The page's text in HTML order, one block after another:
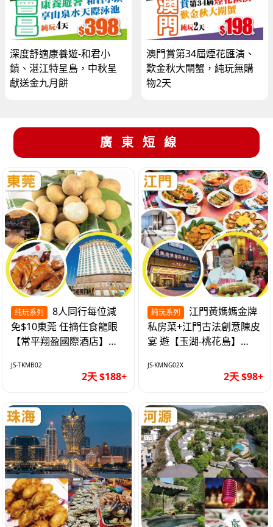
深度舒適康養遊-和君小
鎮、湛江特呈島，中秋呈
獻送金九月餅
澳門賞第34屆煙花匯演、
歎金秋大閘蟹，純玩無購
物2天
廣東短線
纯玩系列
免$10東莞 任摘任食龍眼
【常平翔盈國際酒店】
天
JS-TKMB02
2天 $188+
純玩系列
私房菜+江門古法創意陳皮
宴 遊【玉湖-桃花島】
純玩2天
JS-KMNG02X
2天 $98+